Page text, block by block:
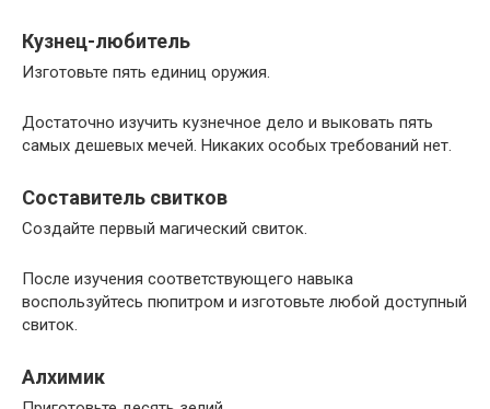
Кузнец-любитель
Изготовьте пять единиц оружия.
Достаточно изучить кузнечное дело и выковать пять
самых дешевых мечей. Никаких особых требований нет.
Составитель свитков
Создайте первый магический свиток.
После изучения соответствующего навыка
воспользуйтесь пюпитром и изготовьте любой доступный
свиток.
Алхимик